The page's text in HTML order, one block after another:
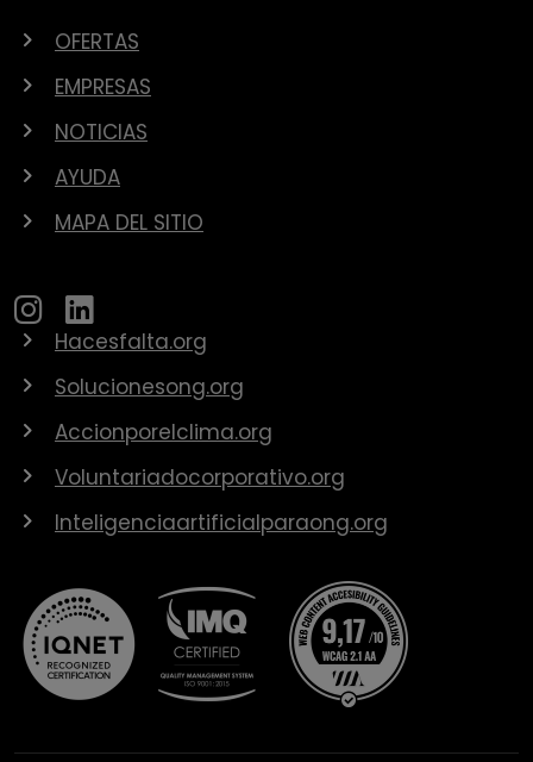
OFERTAS
EMPRESAS
NOTICIAS
AYUDA
MAPA DEL SITIO
Hacesfalta.org
Solucionesong.org
Accionporelclima.org
Voluntariadocorporativo.org
Inteligenciaartificialparaong.org